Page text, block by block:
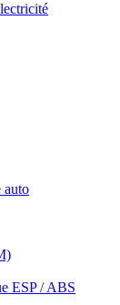
auto
ESP / ABS